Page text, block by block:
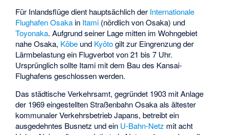
Für Inlandsflüge dient hauptsächlich der Internationale
Flughafen Osaka in Itami (nördlich von Osaka) und
Toyonaka. Aufgrund seiner Lage mitten im Wohngebiet
nahe Osaka, Kōbe und Kyōtogilt zur Eingrenzung der
Lärmbelastung ein Flugverbot von 21 bis 7 Uhr.
Ursprünglich sollte Itami mit dem Bau des Kansai-
Flughafens geschlossen werden.
Das städtische Verkehrsamt, gegründet 1903 mit Anlage
der 1969 eingestelltenStraßenbahn Osakaals ältester
kommunaler Verkehrsbetrieb Japans, betreibt ein
ausgedehntes Busnetz und ein U-Bahn-Netz mit acht